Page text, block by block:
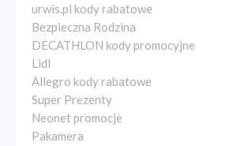
urwis.pl kody rabatowe
Bezpieczna Rodzina
DECATHLON kody promocyjne
Lidl
Allegro kody rabatowe
Super Prezenty
Neonet promocje
Pakamera